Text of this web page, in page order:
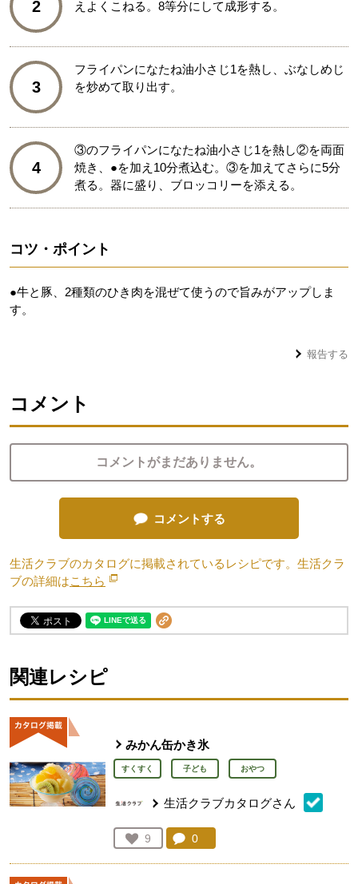
2 えよくこねる。8等分にして成形する。
3
フライパンになたね油小さじ1を熱し、ぶなしめじ
を炒めて取り出す。
4
③のフライパンになたね油小さじ1を熱し②を両面
焼き、●を加え10分煮込む。③を加えてさらに5分
煮る。器に盛り、ブロッコリーを添える。
コツ・ポイント
●牛と豚、2種類のひき肉を混ぜて使うので旨みがアップしま
す。
報告する
コメント
コメントがまだありません。
コメントする
生活クラブのカタログに掲載されているレシピです。生活クラ
ブの詳細はこちら 別のウィンドウで開きます。
関連レシピ
みかん缶かき氷
すくすく 子ども おやつ
生活クラブカタログさん
お気に入り登録：
9
人が登録
コメント：
0